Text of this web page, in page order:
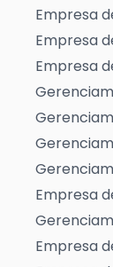
Empresa
Empresa
Empresa
Empresa
Empresa